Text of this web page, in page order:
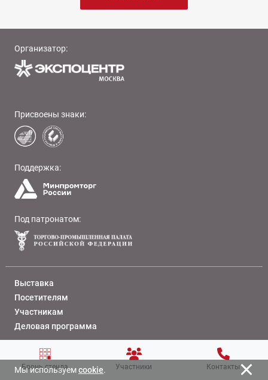
Организатор:
Присвоены знаки:
Поддержка:
Под патронатом:
Выставка
Посетителям
Участникам
Деловая программа
Медиацентр
Контакты
Бронь стенда Участники Контакты
Мы используемcookie.